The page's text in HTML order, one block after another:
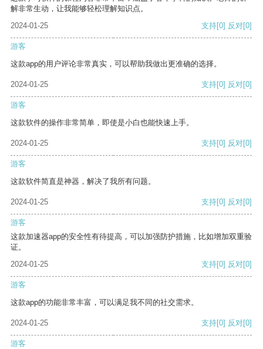
解非常生动，让我能够轻松理解知识点。
2024-01-25
支持[0] 反对[0]
游客
这款app的用户评论非常真实，可以帮助我做出更准确的选择。
2024-01-25 支持[0] 反对[0]
游客
这款软件的操作非常简单，即使是小白也能快速上手。
2024-01-25 支持[0] 反对[0]
游客
这款软件简直是神器，解决了我所有问题。
2024-01-25 支持[0] 反对[0]
游客
这款加速器app的安全性有待提高，可以加强防护措施，比如增加双重验
证。
2024-01-25
支持[0] 反对[0]
游客
这款app的功能非常丰富，可以满足我不同的社交需求。
2024-01-25 支持[0] 反对[0]
游客